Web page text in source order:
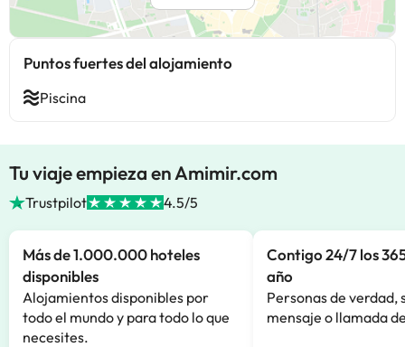
Puntos fuertes del alojamiento
Piscina
Tu viaje empieza en Amimir.com
Trustpilot 4.5/5
Más de 1.000.000 hoteles
disponibles
Alojamientos disponibles por
todo el mundo y para todo lo que
necesites.
Contigo 24/7 los
año
Personas de verdad,
mensaje o llamada